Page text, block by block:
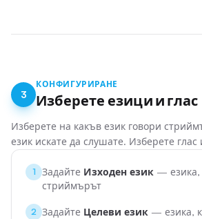
3
КОНФИГУРИРАНЕ
Изберете езици и глас
Изберете на какъв език говори
език искате да слушате. Изберете глас
1 Задайте Изходен език — езика,
стриймърът
2 Задайте Целеви език — езика,